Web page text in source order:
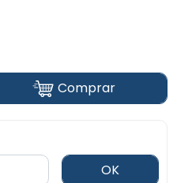
Comprar
OK